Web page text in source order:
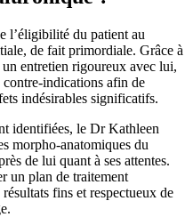
l’éligibilité du patient au
de fait primordiale. Grâce à
entretien rigoureux avec lui,
indications afin de
indésirables significatifs.
identifiées, le Dr Kathleen
morpho-anatomiques du
de lui quant à ses attentes.
un plan de traitement
fins et respectueux de